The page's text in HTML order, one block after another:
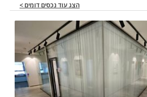
הצג עוד נכסים דומים >